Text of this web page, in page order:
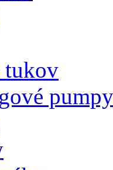
tukov
pumpy